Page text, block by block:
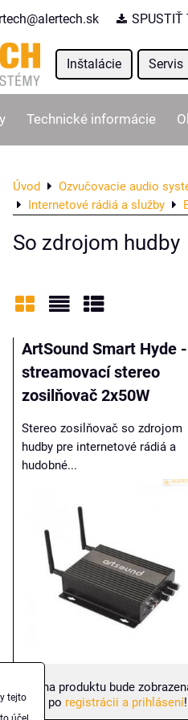
SPUSTIŤ
Inštalácie Servis
Technické informácie
Úvod Ozvučovacie audio
Internetové rádiá a služby
So zdrojom hudby
Mriežka
ArtSound Smart Hyde -
streamovací stereo
zosilňovač 2x50W
Stereo zosilňovač so zdrojom
hudby pre internetové rádiá a
hudobné...
Cena produktu bude
až po registrácii a prihlásení!
tejto